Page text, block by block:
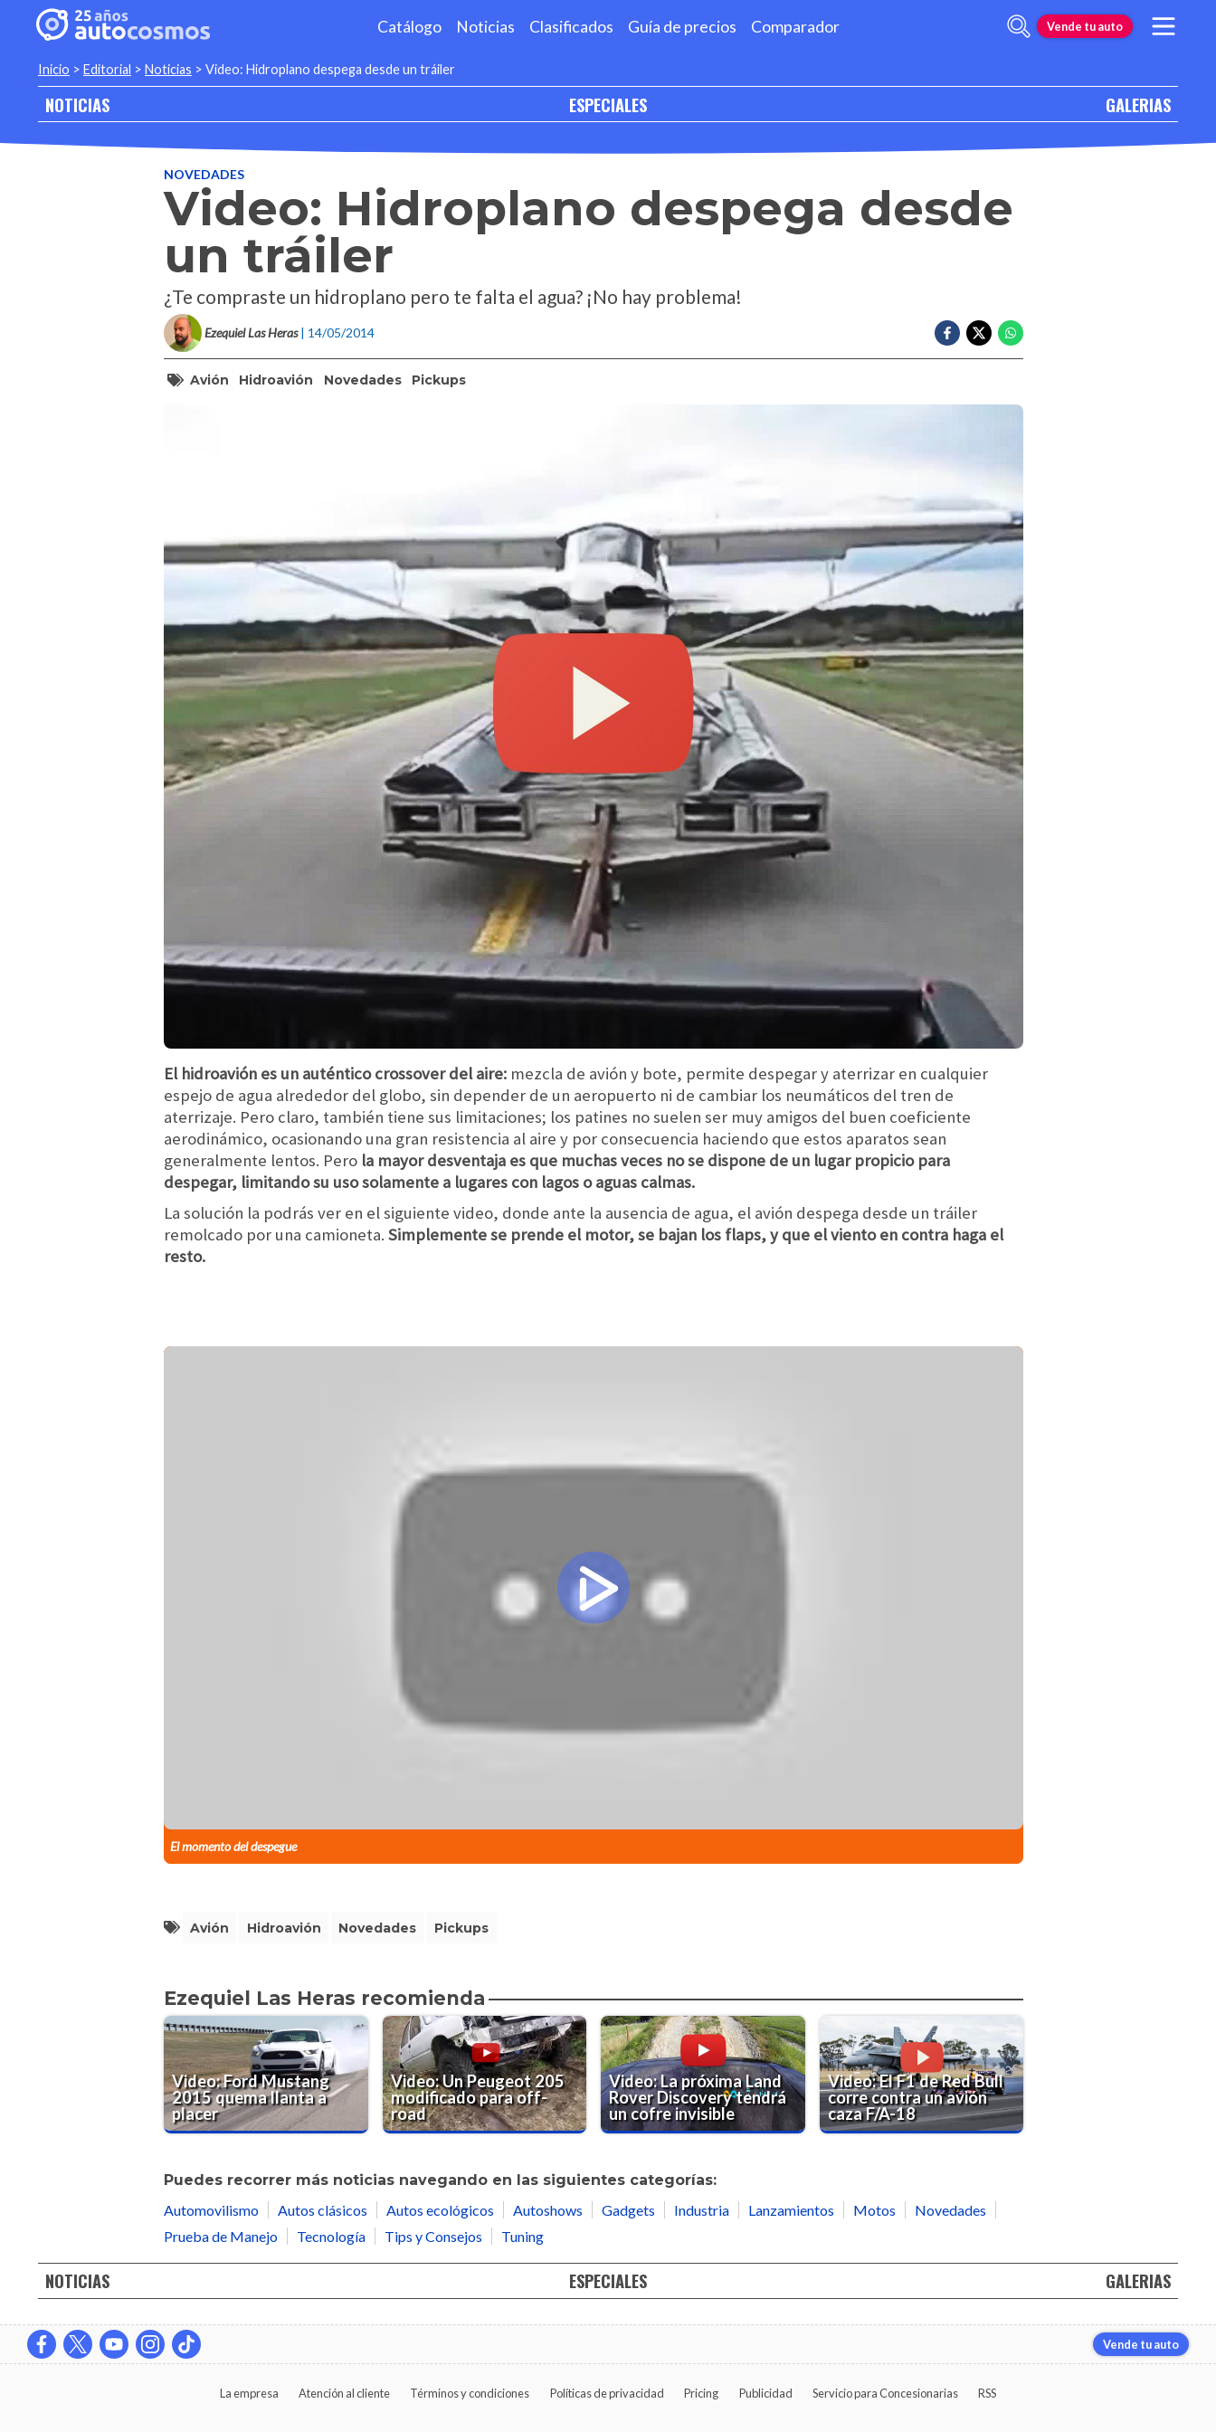
Catálogo Noticias Clasificados Guía de precios Comparador Vende tu auto
Inicio > Editorial > Noticias > Video: Hidroplano despega desde un tráiler
NOTICIAS ESPECIALES GALERIAS
NOVEDADES
Video: Hidroplano despega desde
un tráiler
¿Te compraste un hidroplano pero te falta el agua? ¡No hay problema!
Ezequiel Las Heras | 14/05/2014
Avión Hidroavión Novedades Pickups
El hidroavión es un auténtico crossover del aire: mezcla de avión y bote, permite despegar y aterrizar en cualquier
espejo de agua alrededor del globo, sin depender de un aeropuerto ni de cambiar los neumáticos del tren de
aterrizaje. Pero claro, también tiene sus limitaciones; los patines no suelen ser muy amigos del buen coeficiente
aerodinámico, ocasionando una gran resistencia al aire y por consecuencia haciendo que estos aparatos sean
generalmente lentos. Pero la mayor desventaja es que muchas veces no se dispone de un lugar propicio para
despegar, limitando su uso solamente a lugares con lagos o aguas calmas.
La solución la podrás ver en el siguiente video, donde ante la ausencia de agua, el avión despega desde un tráiler
remolcado por una camioneta. Simplemente se prende el motor, se bajan los flaps, y que el viento en contra haga el
resto.
El momento del despegue
Avión Hidroavión Novedades Pickups
Ezequiel Las Heras recomienda
Video: Ford Mustang
2015 quema llanta a
placer
Video: Un Peugeot 205
modificado para off-
road
Video: La próxima Land
Rover Discovery tendrá
un cofre invisible
Video: El F1 de Red Bull
corre contra un avión
caza F/A-18
Puedes recorrer más noticias navegando en las siguientes categorías:
Automovilismo
Autos clásicos Autos ecológicos Autoshows Gadgets Industria Lanzamientos Motos
Novedades
Prueba de Manejo
Tecnología Tips y Consejos Tuning
NOTICIAS ESPECIALES GALERIAS
Vende tu auto
La empresa Atención al cliente Términos y condiciones Políticas de privacidad Pricing Publicidad Servicio para Concesionarias RSS